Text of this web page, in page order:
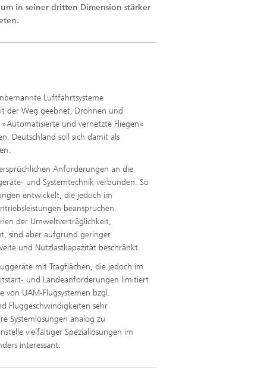
in seiner dritten Dimension stärker
Luftfahrtsysteme
der Weg geebnet, Drohnen und
und vernetzte Fliegen«
Deutschland soll sich damit als
Anforderungen an die
und Systemtechnik verbunden. So
entwickelt, die jedoch im
beanspruchen.
der Umweltverträglichkeit,
sind aber aufgrund geringer
und Nutzlastkapazität beschränkt.
mit Tragflächen, die jedoch im
und Landeanforderungen limitiert
von UAM-Flugsystemen bzgl.
Fluggeschwindigkeiten sehr
Systemlösungen analog zu
vielfältiger Speziallösungen im
interessant.